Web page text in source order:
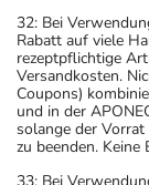
32: Bei
Rabatt auf viele
rezeptpflichtige
Versandkosten.
Coupons)
und in der
solange der
zu beenden. Keine